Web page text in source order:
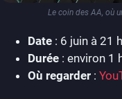
Le coin des AA, où
Date : 6 juin à 21
Durée : environ 1
Où regarder :